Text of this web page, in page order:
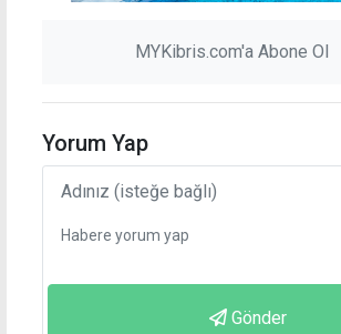
MYKibris.com'a Abone Ol
Yorum Yap
Gönder